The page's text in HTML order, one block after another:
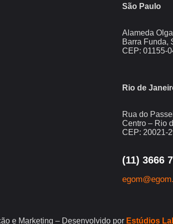
São Paulo
Alameda
Barra Funda,
CEP: 01155-
Rio de
Rua do
Centro – Rio
CEP: 20021-
(11) 3666
e Marketing – Desenvolvido por Estúdios